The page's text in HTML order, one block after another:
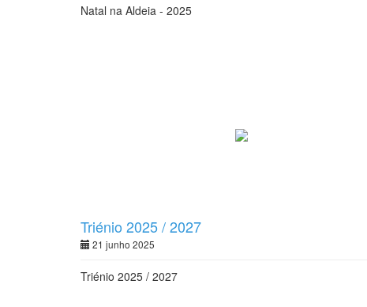
Natal na Aldeia - 2025
Triénio 2025 / 2027
21 junho 2025
Triénio 2025 / 2027